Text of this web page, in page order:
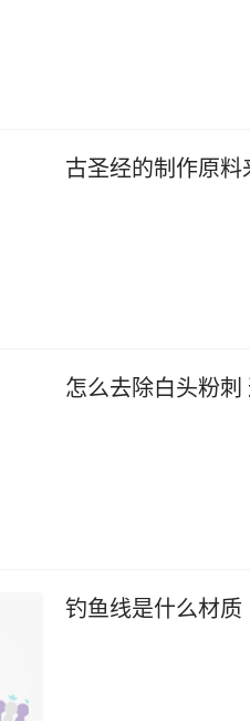
古圣经的制作原料
怎么去除白头粉
钓鱼线是什么材质